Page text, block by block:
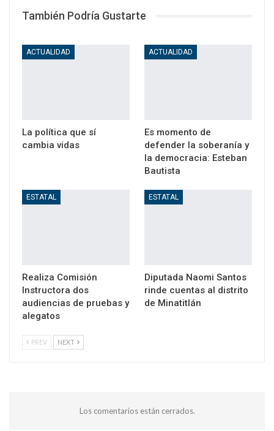
También Podría Gustarte
ACTUALIDAD
La política que sí
cambia vidas
ACTUALIDAD
Es momento de
defender la soberanía y
la democracia: Esteban
Bautista
ESTATAL
Realiza Comisión
Instructora dos
audiencias de pruebas y
alegatos
ESTATAL
Diputada Naomi Santos
rinde cuentas al distrito
de Minatitlán
PREV NEXT
Los comentarios están cerrados.